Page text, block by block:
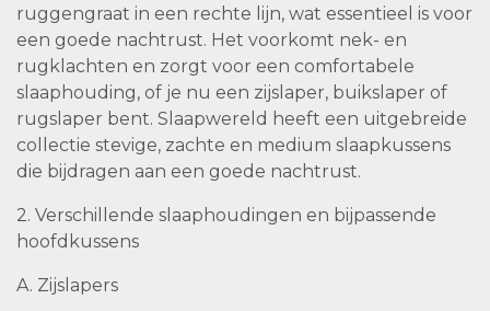
ruggengraat in een rechte lijn, wat essentieel is voor
een goede nachtrust. Het voorkomt nek- en
rugklachten en zorgt voor een comfortabele
slaaphouding, of je nu een zijslaper, buikslaper of
rugslaper bent. Slaapwereld heeft een uitgebreide
collectie stevige, zachte en medium slaapkussens
die bijdragen aan een goede nachtrust.
2. Verschillende slaaphoudingen en bijpassende
hoofdkussens
A. Zijslapers